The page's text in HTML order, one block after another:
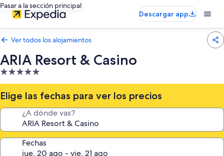
Pasar a la sección principal
Descargar app
Ver todos los alojamientos
ARIA Resort & Casino
Alojamiento
de
5.0 estrellas
Elige las fechas para ver los precios
¿A dónde vas?
Fechas